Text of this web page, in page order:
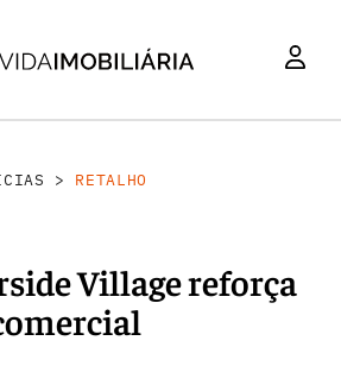
> RETALHO
Village reforça